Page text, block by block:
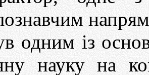
одним із
науку на